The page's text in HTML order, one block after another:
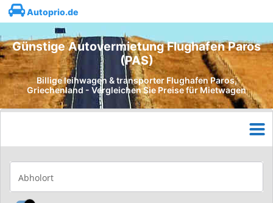
Autoprio.de
Günstige Autovermietung Flughafen Paros
(PAS)
Billige leihwagen & transporter Flughafen Paros,
Griechenland - Vergleichen Sie Preise für Mietwagen
Abholort